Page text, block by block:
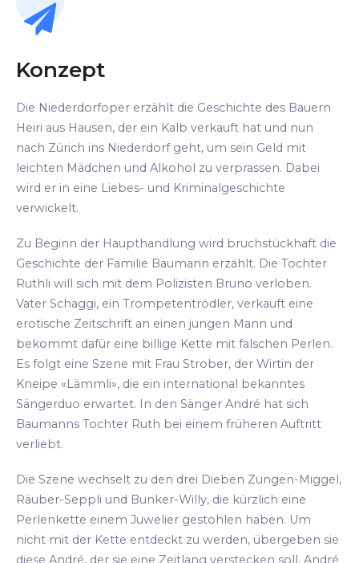
Konzept
Die Niederdorfoper erzählt die Geschichte des Bauern
Heiri aus Hausen, der ein Kalb verkauft hat und nun
nach Zürich ins Niederdorf geht, um sein Geld mit
leichten Mädchen und Alkohol zu verprassen. Dabei
wird er in eine Liebes- und Kriminalgeschichte
verwickelt.
Zu Beginn der Haupthandlung wird bruchstückhaft die
Geschichte der Familie Baumann erzählt. Die Tochter
Ruthli will sich mit dem Polizisten Bruno verloben.
Vater Schaggi, ein Trompetentrödler, verkauft eine
erotische Zeitschrift an einen jungen Mann und
bekommt dafür eine billige Kette mit falschen Perlen.
Es folgt eine Szene mit Frau Strober, der Wirtin der
Kneipe «Lämmli», die ein international bekanntes
Sängerduo erwartet. In den Sänger André hat sich
Baumanns Tochter Ruth bei einem früheren Auftritt
verliebt.
Die Szene wechselt zu den drei Dieben Zungen-Miggel,
Räuber-Seppli und Bunker-Willy, die kürzlich eine
Perlenkette einem Juwelier gestohlen haben. Um
nicht mit der Kette entdeckt zu werden, übergeben sie